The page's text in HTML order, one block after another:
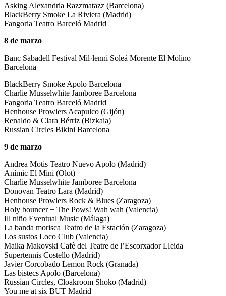
Asking Alexandria Razzmatazz (Barcelona)
BlackBerry Smoke La Riviera (Madrid)
Fangoria Teatro Barceló Madrid
8 de marzo
Banc Sabadell Festival Mil·lenni Soleá Morente El Molino
Barcelona
BlackBerry Smoke Apolo Barcelona
Charlie Musselwhite Jamboree Barcelona
Fangoria Teatro Barceló Madrid
Henhouse Prowlers Acapulco (Gijón)
Renaldo & Clara Bérriz (Bizkaia)
Russian Circles Bikini Barcelona
9 de marzo
Andrea Motis Teatro Nuevo Apolo (Madrid)
Anímic El Mini (Olot)
Charlie Musselwhite Jamboree Barcelona
Donovan Teatro Lara (Madrid)
Henhouse Prowlers Rock & Blues (Zaragoza)
Holy bouncer + The Pows! Wah wah (Valencia)
Ill niño Eventual Music (Málaga)
La banda morisca Teatro de la Estación (Zaragoza)
Los sustos Loco Club (Valencia)
Maika Makovski Cafè del Teatre de l’Escorxador Lleida
Supertennis Costello (Madrid)
Javier Corcobado Lemon Rock (Granada)
Las bistecs Apolo (Barcelona)
Russian Circles, Cloakroom Shoko (Madrid)
You me at six BUT Madrid